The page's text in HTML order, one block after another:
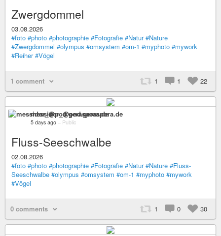
Zwergdommel
03.08.2026
#foto #photo #photographie #Fotografie #Natur #Nature
#Zwergdommel #olympus #omsystem #om-1 #myphoto #mywork
#Reiher #Vögel
1 comment 1 1 22
messidor_@pod.geraspora.de
5 days ago – Public
Fluss-Seeschwalbe
02.08.2026
#foto #photo #photographie #Fotografie #Natur #Nature #Fluss-
Seeschwalbe #olympus #omsystem #om-1 #myphoto #mywork
#Vögel
0 comments 1 0 30